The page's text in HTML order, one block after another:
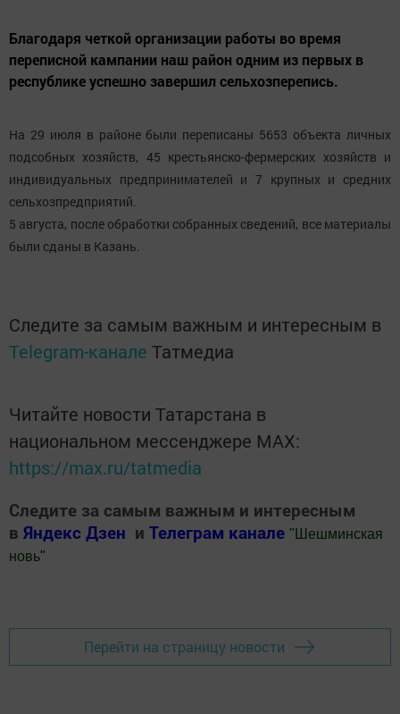
Благодаря четкой организации работы во время
переписной кампании наш район одним из первых в
республике успешно завершил сельхозперепись.
На 29 июля в районе были переписаны 5653 объекта личных
подсобных хозяйств, 45 крестьянско-фермерских хозяйств и
индивидуальных предпринимателей и 7 крупных и средних
сельхозпредприятий.
5 августа, после обработки собранных сведений, все материалы
были сданы в Казань.
Следите за самым важным и интересным в
Telegram-канале Татмедиа
Читайте новости Татарстана в
национальном мессенджере MАХ:
https://max.ru/tatmedia
Следите за самым важным и интересным
в Яндекс Дзен и Телеграм канале " Шешминская
новь"
Перейти на страницу новости